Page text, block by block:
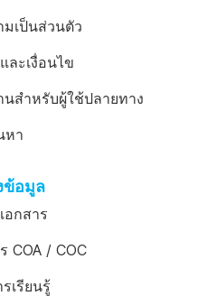
เป็นส่วนตัว
ะเงื่อนไข
สำหรับผู้ใช้ปลายทาง
หา
ข้อมูล
อกสาร
COA / COC
เรียนรู้